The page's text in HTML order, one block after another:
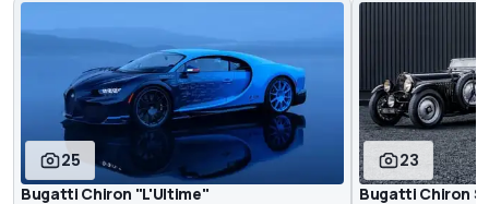
25
Bugatti Chiron "L'Ultime"
23
Bugatti Chiron